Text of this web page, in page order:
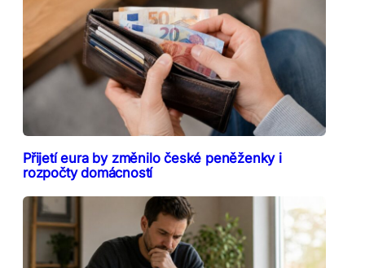
Přijetí eura by změnilo české peněženky i
rozpočty domácností